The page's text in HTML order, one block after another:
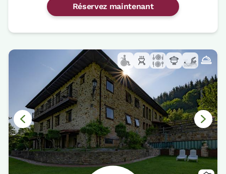
Réservez maintenant